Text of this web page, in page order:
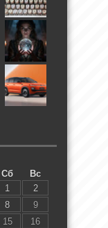
Сб
Вс
1
2
8
9
15
16